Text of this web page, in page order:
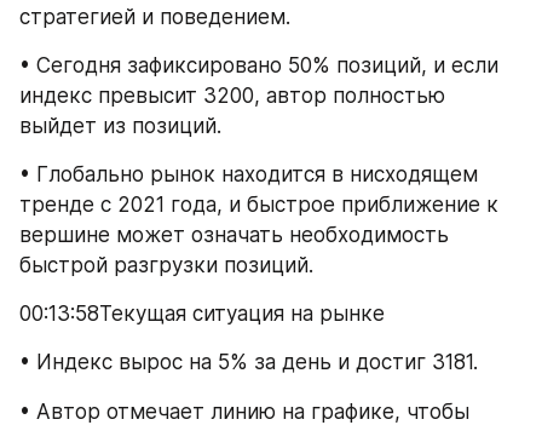
стратегией и поведением.
• Сегодня зафиксировано 50% позиций, и если
индекс превысит 3200, автор полностью
выйдет из позиций.
• Глобально рынок находится в нисходящем
тренде с 2021 года, и быстрое приближение к
вершине может означать необходимость
быстрой разгрузки позиций.
00:13:58Текущая ситуация на рынке
• Индекс вырос на 5% за день и достиг 3181.
• Автор отмечает линию на графике, чтобы